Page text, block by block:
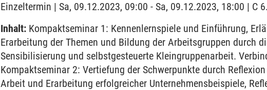
Einzeltermin | Sa, 09.12.2023, 09:00 - Sa, 09.12.2023, 18:00 | C
Inhalt: Kompaktseminar 1: Kennenlernspiele und Einführung,
Erarbeitung der Themen und Bildung der Arbeitsgruppen durch
Sensibilisierung und selbstgesteuerte Kleingruppenarbeit.
Kompaktseminar 2: Vertiefung der Schwerpunkte durch
Arbeit und Erarbeitung erfolgreicher Unternehmensbeispiele,